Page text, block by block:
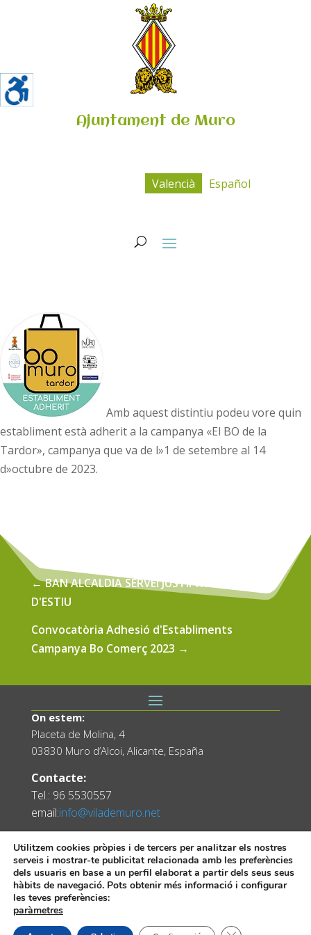
Ajuntament de Muro
Valencià Español
Amb aquest distintiu podeu vore quin
establiment està adherit a la campanya «El BO de la
Tardor», campanya que va de l»1 de setembre al 14
d»octubre de 2023.
←BAN ALCALDIA SERVEI JUSTIPROP HORARI
D'ESTIU
Convocatòria Adhesió d'Establiments
Campanya Bo Comerç 2023 →
On estem:
Placeta de Molina, 4
03830 Muro d’Alcoi, Alicante, España
Contacte:
Tel.: 96 5530557
email:info@vilademuro.net
Web desenvolupada pel Servei d'Informàtica
Utilitzem cookies pròpies i de tercers per analitzar els nostres
serveis i mostrar-te publicitat relacionada amb les preferències
dels usuaris en base a un perfil elaborat a partir dels seus seus
hàbits de navegació. Pots obtenir més informació i configurar
les teves preferències:
paràmetres